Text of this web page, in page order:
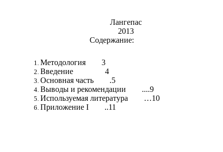
Лангепас
2013
Содержание:
Методология 3
Введение 4
Основная часть .5
Выводы и рекомендации ....9
Используемая литература …10
Приложение I ..11